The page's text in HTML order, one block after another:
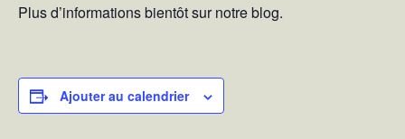
Plus d’informations bientôt sur notre blog.
Ajouter au calendrier